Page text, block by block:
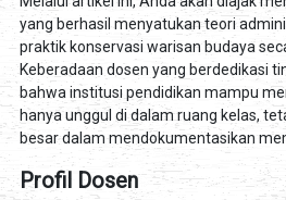
yang berhasil menyatukan teori
praktik konservasi warisan budaya
Keberadaan dosen yang berdedikasi
bahwa institusi pendidikan mampu
hanya unggul di dalam ruang kelas,
besar dalam mendokumentasikan
Profil Dosen